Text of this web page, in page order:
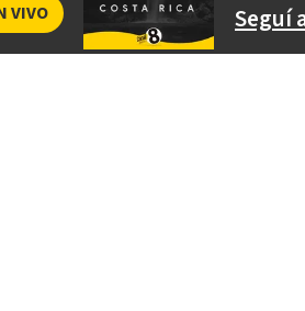
Seguí
VIVO